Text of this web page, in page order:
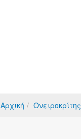
Αρχική Ονειροκρίτης